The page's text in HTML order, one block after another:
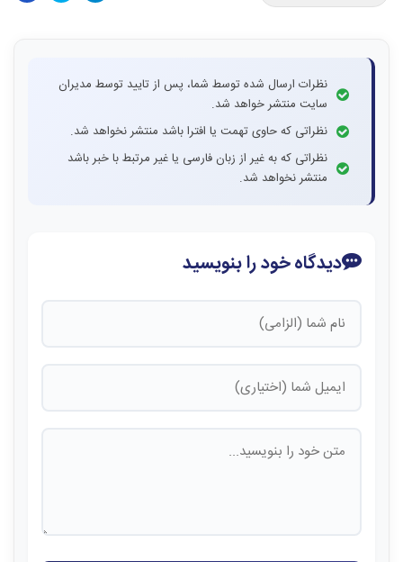
نظرات ارسال شده توسط شما، پس از تایید توسط مدیران
سایت منتشر خواهد شد.
نظراتی که حاوی تهمت یا افترا باشد منتشر نخواهد شد.
نظراتی که به غیر از زبان فارسی یا غیر مرتبط با خبر باشد
منتشر نخواهد شد.
دیدگاه خود را بنویسید